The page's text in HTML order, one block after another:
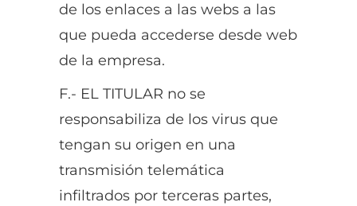
de los enlaces a las webs a las
que pueda accederse desde web
de la empresa.
F.- EL TITULAR no se
responsabiliza de los virus que
tengan su origen en una
transmisión telemática
infiltrados por terceras partes,